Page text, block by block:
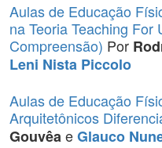
Aulas de Educação
na Teoria Teaching
Compreensão) Por
Leni Nista Piccolo
Aulas de Educação
Arquitetônicos
GouvêaeGlauco